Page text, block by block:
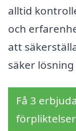
alltid
och
att
säker
Få 3
förpliktelser